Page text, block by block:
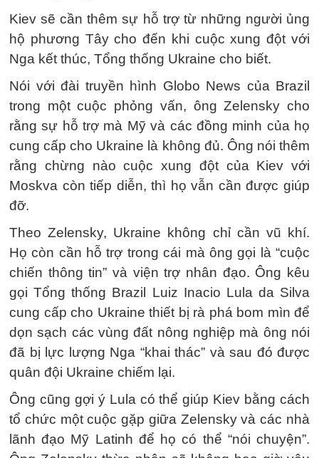
Kiev sẽ cần thêm sự hỗ trợ từ những người ủng
hộ phương Tây cho đến khi cuộc xung đột với
Nga kết thúc, Tổng thống Ukraine cho biết.
Nói với đài truyền hình Globo News của Brazil
trong một cuộc phỏng vấn, ông Zelensky cho
rằng sự hỗ trợ mà Mỹ và các đồng minh của họ
cung cấp cho Ukraine là không đủ. Ông nói thêm
rằng chừng nào cuộc xung đột của Kiev với
Moskva còn tiếp diễn, thì họ vẫn cần được giúp
đỡ.
Theo Zelensky, Ukraine không chỉ cần vũ khí.
Họ còn cần hỗ trợ trong cái mà ông gọi là “cuộc
chiến thông tin” và viện trợ nhân đạo. Ông kêu
gọi Tổng thống Brazil Luiz Inacio Lula da Silva
cung cấp cho Ukraine thiết bị rà phá bom mìn để
dọn sạch các vùng đất nông nghiệp mà ông nói
đã bị lực lượng Nga “khai thác” và sau đó được
quân đội Ukraine chiếm lại.
Ông cũng gợi ý Lula có thể giúp Kiev bằng cách
tổ chức một cuộc gặp giữa Zelensky và các nhà
lãnh đạo Mỹ Latinh để họ có thể “nói chuyện”.